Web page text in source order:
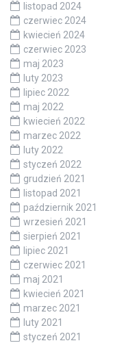
listopad 2024
czerwiec 2024
kwiecień 2024
czerwiec 2023
maj 2023
luty 2023
lipiec 2022
maj 2022
kwiecień 2022
marzec 2022
luty 2022
styczeń 2022
grudzień 2021
listopad 2021
październik 2021
wrzesień 2021
sierpień 2021
lipiec 2021
czerwiec 2021
maj 2021
kwiecień 2021
marzec 2021
luty 2021
styczeń 2021